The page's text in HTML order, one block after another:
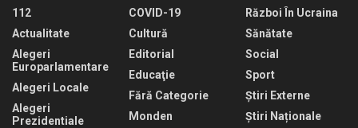
112
Actualitate
Alegeri
Europarlamentare
Alegeri Locale
Alegeri
Prezidentiale
COVID-19
Cultură
Editorial
Educaţie
Fără Categorie
Monden
Război În Ucraina
Sănătate
Social
Sport
Știri Externe
Știri Naționale